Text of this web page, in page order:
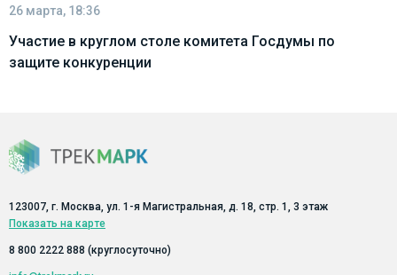
26 марта, 18:36
Участие в круглом столе комитета Госдумы по
защите конкуренции
123007, г. Москва, ул. 1-я Магистральная, д. 18, стр. 1, 3 этаж
Показать на карте
8 800 2222 888 (круглосуточно)